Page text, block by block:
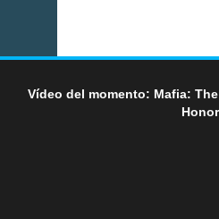
Vídeo del momento: Mafia:
Honor